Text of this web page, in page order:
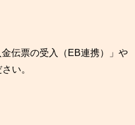
伝票の受入（EB連携）」や
い。